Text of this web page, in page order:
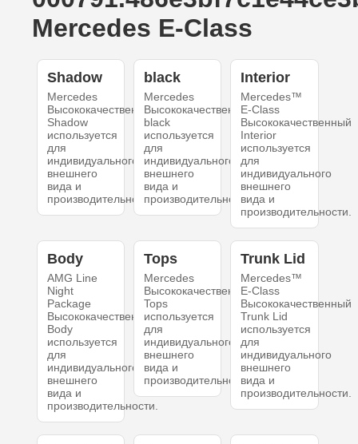
Mercedes E-Class
Shadow
Mercedes
Высококачественный
Shadow
используется
для
индивидуального
внешнего
вида и
производительности.
black
Mercedes
Высококачественный
black
используется
для
индивидуального
внешнего
вида и
производительности.
Interior
Mercedes™
E-Class
Высококачественный
Interior
используется
для
индивидуального
внешнего
вида и
производительности.
Body
AMG Line
Night
Package
Высококачественный
Body
используется
для
индивидуального
внешнего
вида и
производительности.
Tops
Mercedes
Высококачественный
Tops
используется
для
индивидуального
внешнего
вида и
производительности.
Trunk Lid
Mercedes™
E-Class
Высококачественный
Trunk Lid
используется
для
индивидуального
внешнего
вида и
производительности.